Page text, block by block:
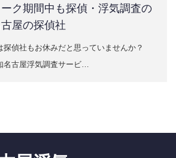
ク期間中も探偵・浮気調査の
屋の探偵社
探偵社もお休みだと思っていませんか？
名古屋浮気調査サービ…